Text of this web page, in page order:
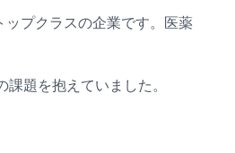
プクラスの企業です。医薬
題を抱えていました。